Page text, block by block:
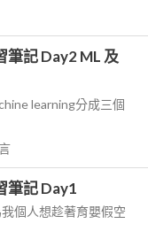
記 Day2 ML 及
learning分成三個
筆記 Day1
個人想趁著育嬰假空